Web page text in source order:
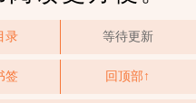
录 等待更新
签 回顶部↑